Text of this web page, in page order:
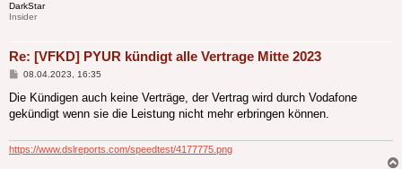
DarkStar
Insider
Re: [VFKD] PYUR kündigt alle Vertrage Mitte 2023
Beitrag
08.04.2023, 16:35
Die Kündigen auch keine Verträge, der Vertrag wird durch Vodafone
gekündigt wenn sie die Leistung nicht mehr erbringen können.
https://www.dslreports.com/speedtest/4177775.png